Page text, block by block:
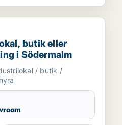
butik eller showroom för
butik eller
i Södermalm
/ butik /